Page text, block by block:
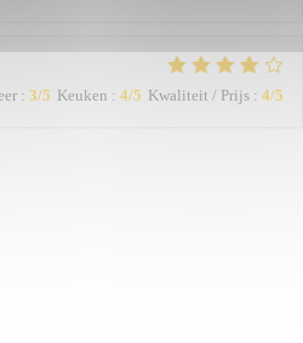
: 3/5 Keuken : 4/5 Kwaliteit / Prijs: 4/5